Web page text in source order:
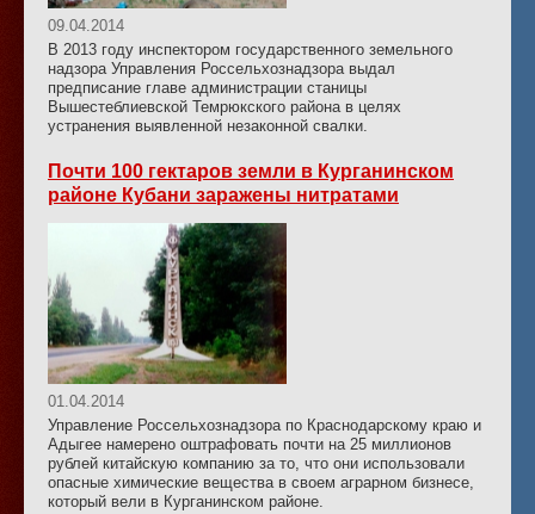
09.04.2014
В 2013 году инспектором государственного земельного
надзора Управления Россельхознадзора выдал
предписание главе администрации станицы
Вышестеблиевской Темрюкского района в целях
устранения выявленной незаконной свалки.
Почти 100 гектаров земли в Курганинском
районе Кубани заражены нитратами
01.04.2014
Управление Россельхознадзора по Краснодарскому краю и
Адыгее намерено оштрафовать почти на 25 миллионов
рублей китайскую компанию за то, что они использовали
опасные химические вещества в своем аграрном бизнесе,
который вели в Курганинском районе.